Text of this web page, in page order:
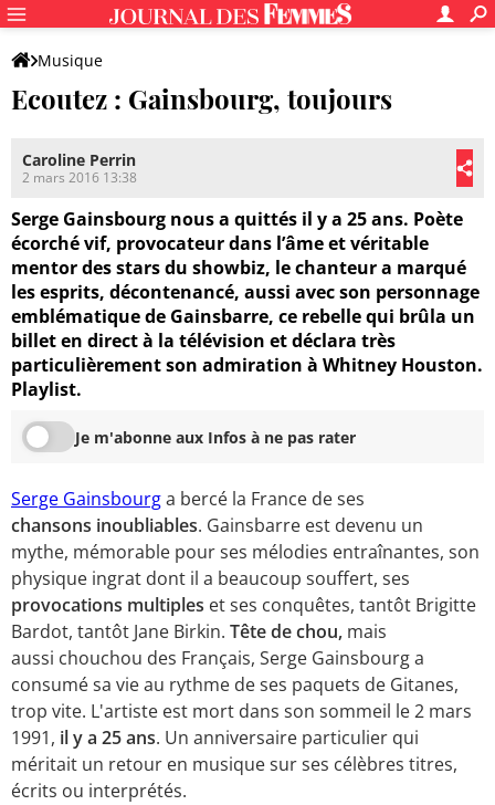
Musique
Ecoutez : Gainsbourg, toujours
Caroline Perrin
2 mars 2016 13:38
Serge Gainsbourg nous a quittés il y a 25 ans. Poète
écorché vif, provocateur dans l’âme et véritable
mentor des stars du showbiz, le chanteur a marqué
les esprits, décontenancé, aussi avec son personnage
emblématique de Gainsbarre, ce rebelle qui brûla un
billet en direct à la télévision et déclara très
particulièrement son admiration à Whitney Houston.
Playlist.
Je m'abonne aux Infos à ne pas rater
Serge Gainsbourga bercé la France de ses
chansons inoubliables. Gainsbarre est devenu un
mythe, mémorable pour ses mélodies entraînantes, son
physique ingrat dont il a beaucoup souffert, ses
provocations multiples et ses conquêtes, tantôt Brigitte
Bardot, tantôt Jane Birkin. Tête de chou, mais
aussi chouchou des Français, Serge Gainsbourg a
consumé sa vie au rythme de ses paquets de Gitanes,
trop vite. L'artiste est mort dans son sommeil le 2 mars
1991, il y a 25 ans. Un anniversaire particulier qui
méritait un retour en musique sur ses célèbres titres,
écrits ou interprétés.